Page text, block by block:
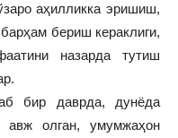
аҳилликка эришиш,
бериш кераклиги,
назарда тутиш
бир даврда, дунёда
авж олган, умумжаҳон